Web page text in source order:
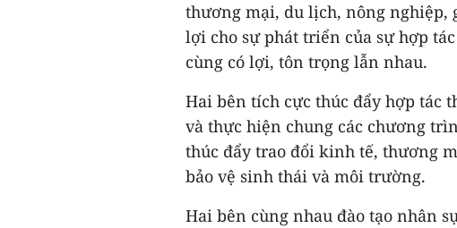
thương mại, du lịch, nông nghiệp,
lợi cho sự phát triển của sự hợp
cùng có lợi, tôn trọng lẫn nhau.
Hai bên tích cực thúc đẩy hợp tác
và thực hiện chung các chương
thúc đẩy trao đổi kinh tế, thương
bảo vệ sinh thái và môi trường.
Hai bên cùng nhau đào tạo nhân